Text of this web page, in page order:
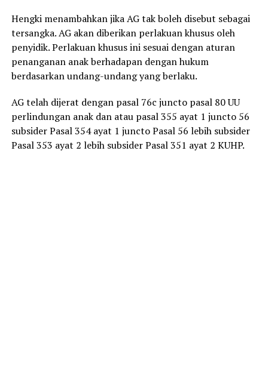
Hengki menambahkan jika AG tak boleh disebut sebagai
tersangka. AG akan diberikan perlakuan khusus oleh
penyidik. Perlakuan khusus ini sesuai dengan aturan
penanganan anak berhadapan dengan hukum
berdasarkan undang-undang yang berlaku.
AG telah dijerat dengan pasal 76c juncto pasal 80 UU
perlindungan anak dan atau pasal 355 ayat 1 juncto 56
subsider Pasal 354 ayat 1 juncto Pasal 56 lebih subsider
Pasal 353 ayat 2 lebih subsider Pasal 351 ayat 2 KUHP.